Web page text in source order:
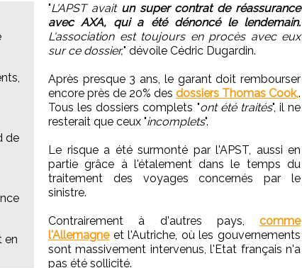
de
en
"L'APST avait un super contrat de réassurance
avec AXA, qui a été dénoncé le lendemain.
L'association est toujours en procès avec eux
sur ce dossier," dévoile Cédric Dugardin.
Après presque 3 ans, le garant doit rembourser
encore près de 20% des dossiers Thomas Cook,.
Tous les dossiers complets "ont été traités", il ne
resterait que ceux "incomplets".
Le risque a été surmonté par l'APST, aussi en
partie grâce à l'étalement dans le temps du
traitement des voyages concernés par le
sinistre.
Contrairement à d'autres pays, comme
l'Allemagneet l'Autriche, où les gouvernements
sont massivement intervenus, l'Etat français n'a
pas été sollicité.